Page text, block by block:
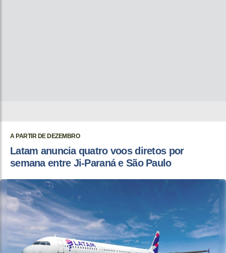
A PARTIR DE DEZEMBRO
Latam anuncia quatro voos diretos por
semana entre Ji-Paraná e São Paulo